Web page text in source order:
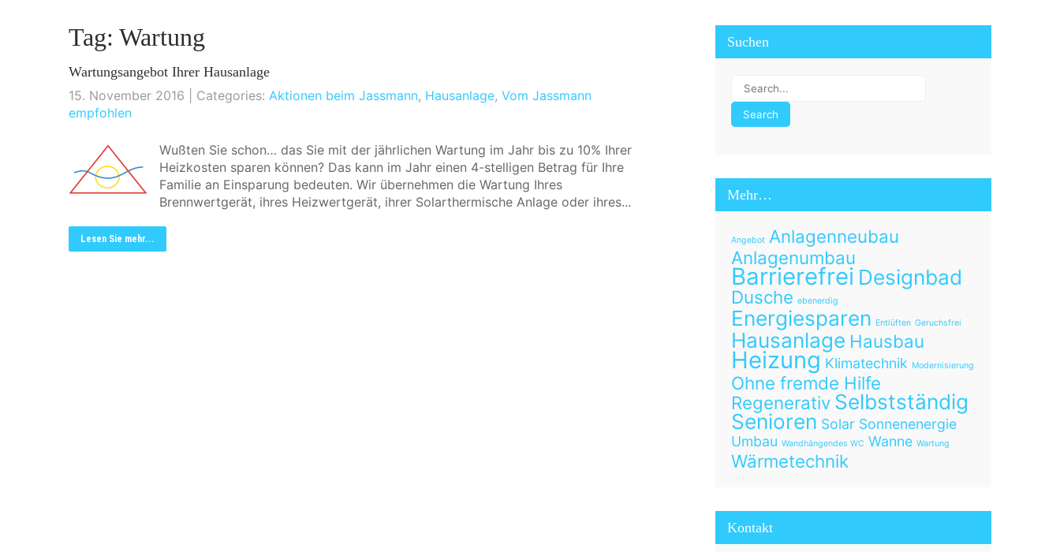
Tag: Wartung
Wartungsangebot Ihrer Hausanlage
15. November 2016
| Categories: Aktionen beim Jassmann, Hausanlage, Vom Jassmann
empfohlen
Wußten Sie schon… das Sie mit der jährlichen Wartung im Jahr bis zu 10% Ihrer
Heizkosten sparen können? Das kann im Jahr einen 4-stelligen Betrag für Ihre
Familie an Einsparung bedeuten. Wir übernehmen die Wartung Ihres
Brennwertgerät, ihres Heizwertgerät, ihrer Solarthermische Anlage oder ihres...
Lesen Sie mehr...
Suchen
Mehr…
Angebot Anlagenneubau
Anlagenumbau
Barrierefrei Designbad
Dusche ebenerdig
Energiesparen Entlüften Geruchsfrei
Hausanlage Hausbau
Heizung Klimatechnik Modernisierung
Ohne fremde Hilfe
Regenerativ Selbstständig
Senioren Solar Sonnenenergie
Umbau Wandhängendes WC Wanne Wartung
Wärmetechnik
Kontakt